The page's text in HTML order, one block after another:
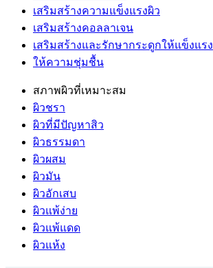
เสริมสร้างความแข็งแรงผิว
เสริมสร้างคอลลาเจน
เสริมสร้างและรักษากระดูกให้แข็งแรง
ให้ความชุ่มชื้น
สภาพผิวที่เหมาะสม
ผิวชรา
ผิวที่มีปัญหาสิว
ผิวธรรมดา
ผิวผสม
ผิวมัน
ผิวอักเสบ
ผิวแพ้ง่าย
ผิวแพ้แดด
ผิวแห้ง